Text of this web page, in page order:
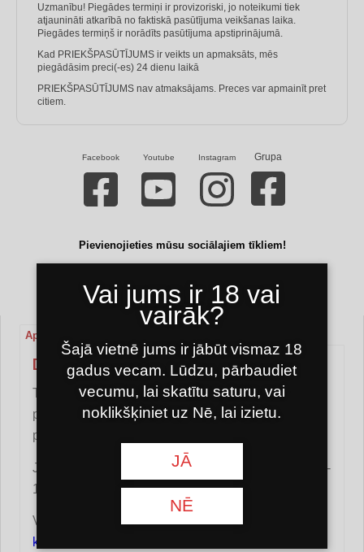
Uzmanību! Piegādes termiņi ir provizoriski, jo noteikumi tiek
atjaunināti atkarībā no faktiskā pasūtījuma veikšanas laika.
Piegādes termiņš ir norādīts pasūtījuma apstiprinājumā.
Kad PRIEKŠPASŪTĪJUMS ir veikts un apmaksāts, mēs
piegādāsim preci(-es) 24 dienu laikā
PRIEKŠPASŪTĪJUMS nav atmaksājams. Preces var apmainīt pret
citiem.
Facebook Youtube Instagram Grupa
Pievienojieties mūsu sociālajiem tīkliem!
Apraksts
DABĪGĀ OGLEKĻA AIZDEDZINĀTĀJS SMOKE2U 800W
Tas palīdzēs ērti uzsildīt ūdenspīpes ogles, drošāk
par citām apkures ierīcēm un ekonomiski,
pateicoties tās 800 w jaudai.
Jauda līdz 5-6 oglekļiem. Darbs tiek veikts vidēji 10-
12 minūtēs.
Vai jums ir kādi jautājumi? Sazinies ar mums
kontaktu lapa
Vai jums ir 18 vai
vairāk?
Šajā vietnē jums ir jābūt vismaz 18
gadus vecam. Lūdzu, pārbaudiet
vecumu, lai skatītu saturu, vai
noklikšķiniet uz Nē, lai izietu.
JĀ
NĒ